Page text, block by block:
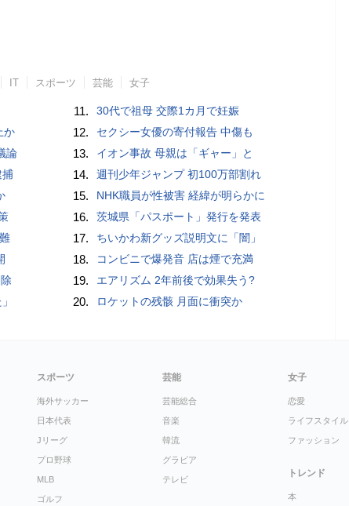
IT スポーツ 芸能 女子
か
論
捕
11. 30代で祖母 交際1カ月で妊娠
12. セクシー女優の寄付報告 中傷も
13. イオン事故 母親は「ギャー」と
14. 週刊少年ジャンプ 初100万部割れ
15. NHK職員が性被害 経緯が明らかに
16. 茨城県「パスポート」発行を発表
17. ちいかわ新グッズ説明文に「闇」
18. コンビニで爆発音 店は煙で充満
19. エアリズム 2年前後で効果失う?
20. ロケットの残骸 月面に衝突か
スポーツ
海外サッカー
日本代表
Jリーグ
プロ野球
MLB
ゴルフ
芸能
芸能総合
音楽
韓流
グラビア
テレビ
女子
恋愛
ライフスタイル
ファッション
トレンド
本